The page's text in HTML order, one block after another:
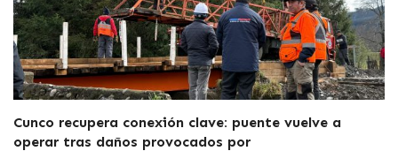
Cunco recupera conexión clave: puente vuelve a
operar tras daños provocados por